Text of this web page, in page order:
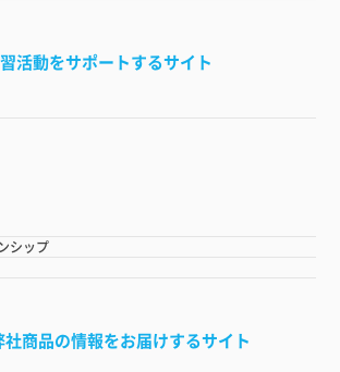
活動をサポートするサイト
シップ
商品の情報をお届けするサイト